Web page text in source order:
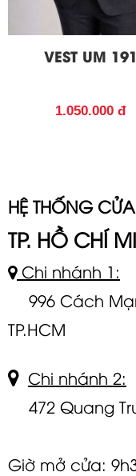
VEST UM 191
1.050.000 đ
HỆ THỐNG
TP. HỒ CHÍ
Chi nhánh 1:
996 Cách
TP.HCM
Chi nhánh 2:
472 Quang
Giờ mở cửa: